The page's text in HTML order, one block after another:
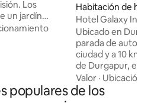
Los
un jardín
temporada
de Andal se
15-
Habitación de
r
Hotel Galaxy Inn
Ubicado en
parada de
ciudad y a 10 km
de Durgapur, el
con acceso wifi
gratuito. Los
pueden disfrutar
Valor · Ubicación
populares de los